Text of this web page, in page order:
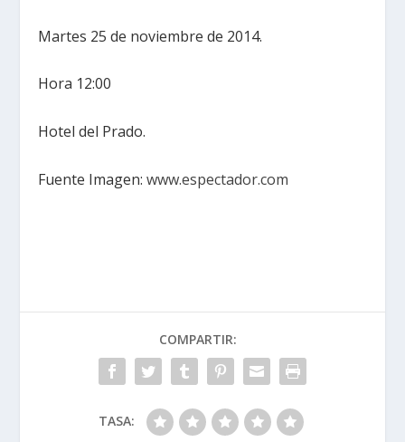
Martes 25 de noviembre de 2014.
Hora 12:00
Hotel del Prado.
Fuente Imagen:www.espectador.com
COMPARTIR:
TASA: